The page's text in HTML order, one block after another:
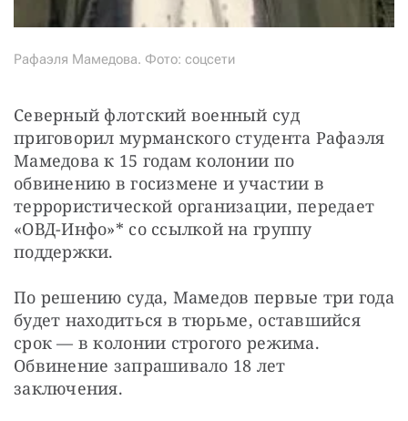
Рафаэля Мамедова. Фото: соцсети
Северный флотский военный суд
приговорил мурманского студента Рафаэля
Мамедова к 15 годам колонии по
обвинению в госизмене и участии в
террористической организации, передает
«ОВД-Инфо»* со ссылкой на группу
поддержки.
По решению суда, Мамедов первые три года
будет находиться в тюрьме, оставшийся
срок — в колонии строгого режима.
Обвинение запрашивало 18 лет
заключения.